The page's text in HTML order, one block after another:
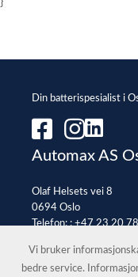
Din batterispesialist i
Automax AS
Olaf Helsets vei 8
0694 Oslo
Telefon: :+47 23 20
Vi bruker
bedre service.